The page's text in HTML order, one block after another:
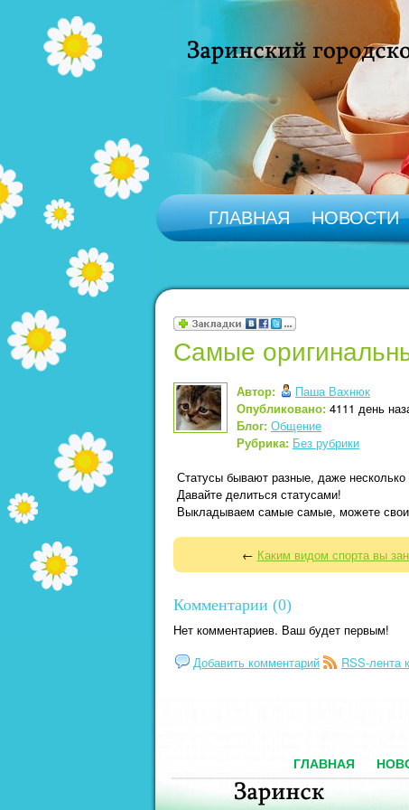
ГЛАВНАЯ НОВОСТИ
Самые
Автор:
Паша Вахнюк
Опубликовано: 4111 день
Блог: Общение
Рубрика: Без рубрики
Статусы бывают разные, даже
Давайте делиться статусами!
Выкладываем самые самые, можете
← Каким видом спорта вы
Комментарии (0)
Нет комментариев. Ваш будет первым!
Добавить комментарий
RSS-лента
ГЛАВНАЯ